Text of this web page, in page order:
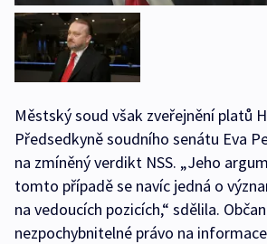
Městský soud však zveřejnění platů
Předsedkyně soudního senátu Eva
na zmíněný verdikt NSS. „Jeho
tomto případě se navíc jedná o
na vedoucích pozicích,“ sdělila.
nezpochybnitelné právo na